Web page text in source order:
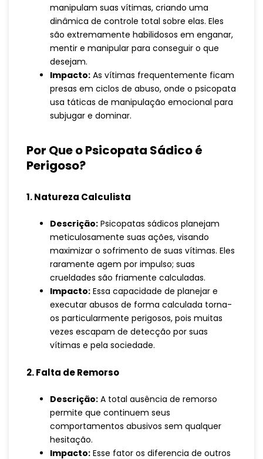
manipulam suas vítimas, criando uma
dinâmica de controle total sobre elas. Eles
são extremamente habilidosos em enganar,
mentir e manipular para conseguir o que
desejam.
Impacto: As vítimas frequentemente ficam
presas em ciclos de abuso, onde o psicopata
usa táticas de manipulação emocional para
subjugar e dominar.
Por Que o Psicopata Sádico é
Perigoso?
1. Natureza Calculista
Descrição: Psicopatas sádicos planejam
meticulosamente suas ações, visando
maximizar o sofrimento de suas vítimas. Eles
raramente agem por impulso; suas
crueldades são friamente calculadas.
Impacto: Essa capacidade de planejar e
executar abusos de forma calculada torna-
os particularmente perigosos, pois muitas
vezes escapam de detecção por suas
vítimas e pela sociedade.
2. Falta de Remorso
Descrição: A total ausência de remorso
permite que continuem seus
comportamentos abusivos sem qualquer
hesitação.
Impacto: Esse fator os diferencia de outros